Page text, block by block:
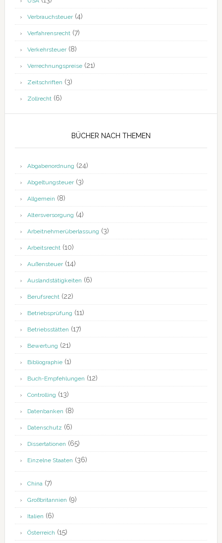
Verbrauchsteuer(4)
Verfahrensrecht(7)
Verkehrsteuer(8)
Verrechnungspreise(21)
Zeitschriften (3)
Zollrecht(6)
BÜCHER NACH THEMEN
Abgabenordnung (24)
Abgeltungsteuer(3)
Allgemein (8)
Altersversorgung (4)
Arbeitnehmerüberlassung (3)
Arbeitsrecht(10)
Außensteuer(14)
Auslandstätigkeiten (6)
Berufsrecht(22)
Betriebsprüfung (11)
Betriebsstätten (17)
Bewertung (21)
Bibliographie(1)
Buch-Empfehlungen (12)
Controlling (13)
Datenbanken (8)
Datenschutz (6)
Dissertationen (65)
Einzelne Staaten (36)
China(7)
Großbritannien (9)
Italien (6)
Österreich (15)